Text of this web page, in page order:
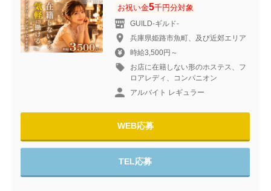
お祝い金5千円分対象
GUILD-ギルド‐
兵庫県姫路市魚町、及び近郊エリア
時給3,500円～
お店に在籍しない形のホステス、フ
ロアレディ、コンパニオン
アルバイト レギュラー
WEB応募
TEL応募